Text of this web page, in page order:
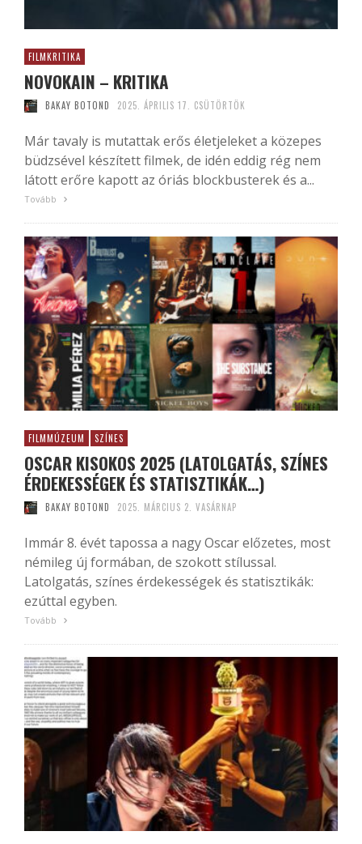
FILMKRITIKA
NOVOKAIN – KRITIKA
BAKAY BOTOND 2025. ÁPRILIS 17. CSÜTÖRTÖK
Már tavaly is mutattak erős életjeleket a közepes
büdzsével készített filmek, de idén eddig rég nem
látott erőre kapott az óriás blockbusterek és a...
Tovább
FILMMÚZEUM SZÍNES
OSCAR KISOKOS 2025 (LATOLGATÁS, SZÍNES
ÉRDEKESSÉGEK ÉS STATISZTIKÁK…)
BAKAY BOTOND 2025. MÁRCIUS 2. VASÁRNAP
Immár 8. évét tapossa a nagy Oscar előzetes, most
némileg új formában, de szokott stílussal.
Latolgatás, színes érdekességek és statisztikák:
ezúttal egyben.
Tovább